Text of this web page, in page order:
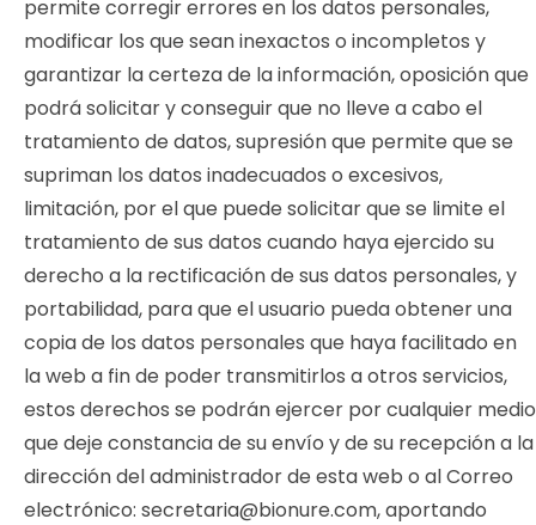
permite corregir errores en los datos personales,
modificar los que sean inexactos o incompletos y
garantizar la certeza de la información, oposición que
podrá solicitar y conseguir que no lleve a cabo el
tratamiento de datos, supresión que permite que se
supriman los datos inadecuados o excesivos,
limitación, por el que puede solicitar que se limite el
tratamiento de sus datos cuando haya ejercido su
derecho a la rectificación de sus datos personales, y
portabilidad, para que el usuario pueda obtener una
copia de los datos personales que haya facilitado en
la web a fin de poder transmitirlos a otros servicios,
estos derechos se podrán ejercer por cualquier medio
que deje constancia de su envío y de su recepción a la
dirección del administrador de esta web o al Correo
electrónico: secretaria@bionure.com, aportando